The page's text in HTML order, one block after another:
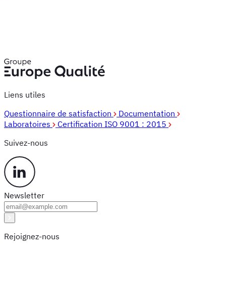
Liens utiles
Questionnaire de satisfaction
Documentation
Laboratoires
Certification ISO 9001 : 2015
Suivez-nous
Newsletter
Rejoignez-nous